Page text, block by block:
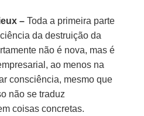
– Toda a primeira parte
da destruição da
não é nova, mas é
ao menos na
consciência, mesmo que
não se traduz
coisas concretas.